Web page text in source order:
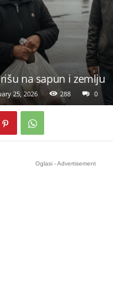
na sapun i zemlju
25, 2026 288 0
Oglasi - Advertisement